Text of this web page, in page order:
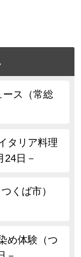
ス（常総
タリア料理
24日－
くば市）
め体験（つ